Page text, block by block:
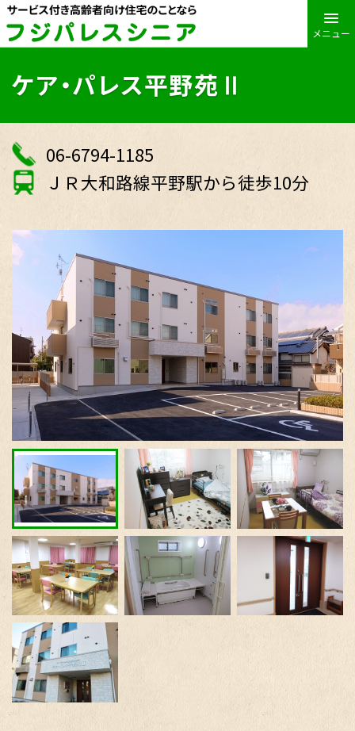
メニュー
ケア・パレス平野苑Ⅱ
06-6794-1185
ＪＲ大和路線平野駅から徒歩10分